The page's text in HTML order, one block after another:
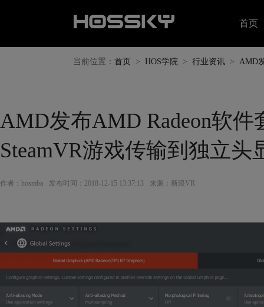
首页
当前位置： 首页 > HOS学院 > 行业资讯 > AMD
AMD发布AMD Radeon软件
SteamVR游戏传输到独立头
作者：hosmba 发布时间：2018-12-15 13:37:13 来源：新浪VR